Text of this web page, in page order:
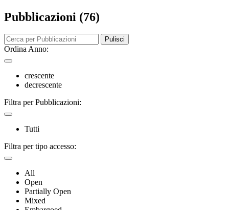
Pubblicazioni (76)
Pulisci
Ordina Anno:
crescente
decrescente
Filtra per Pubblicazioni:
Tutti
Filtra per tipo accesso:
All
Open
Partially Open
Mixed